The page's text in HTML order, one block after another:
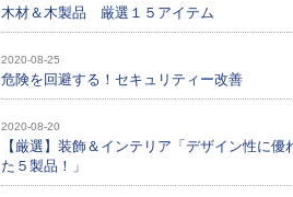
木材＆木製品 厳選１５アイテム
2020-08-25
危険を回避する！セキュリティー改善
2020-08-20
【厳選】装飾＆インテリア「デザイン性に優
た５製品！」